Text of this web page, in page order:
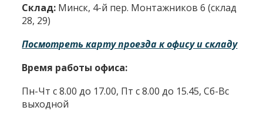
Склад: Минск, 4-й пер. Монтажников 6 (склад
28, 29)
Посмотреть карту проезда к офису и складу
Время работы офиса:
Пн-Чт с 8.00 до 17.00, Пт с 8.00 до 15.45, Сб-Вс
выходной